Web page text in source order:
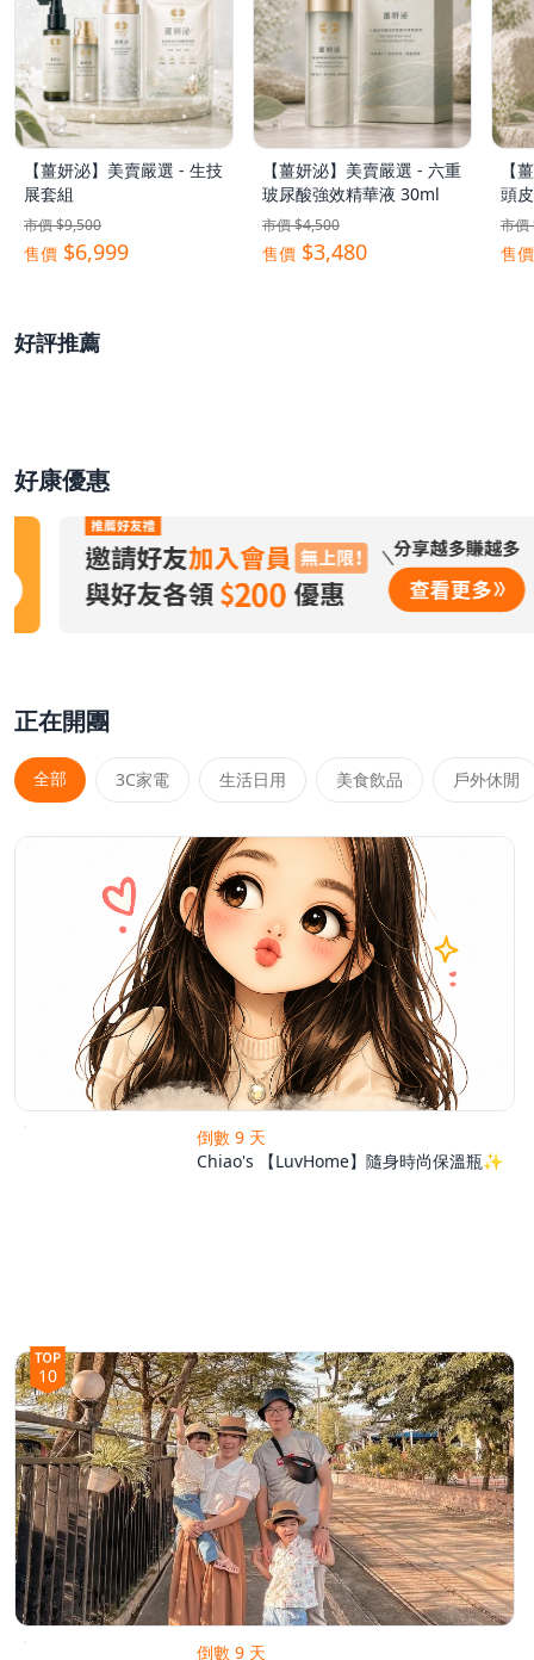
【薑妍泌】美賣嚴選 - 生技
展套組
市價 $9,500
售價 $6,999
【薑妍泌】美賣嚴選 - 六重
玻尿酸強效精華液 30ml
市價 $4,500
售價$3,480
【
頭
市價
售價
好評推薦
Yui x【CHIMEI】奇美✨
全智能廚餘機
好康優惠
正在開團
全部 3C家電 生活日用 美食飲品 戶外休閒
倒數 9 天
Chiao's 【LuvHome】隨身時尚保溫瓶✨
10
倒數 9 天